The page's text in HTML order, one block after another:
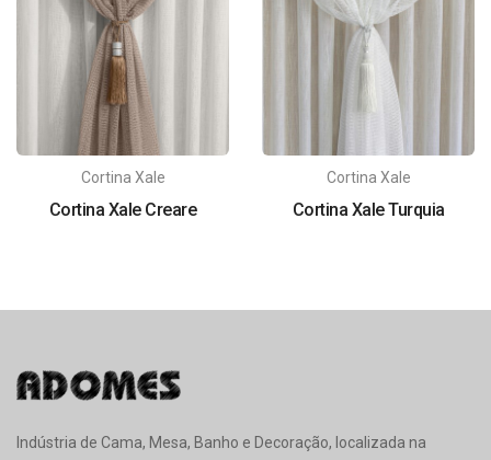
Cortina Xale
Cortina Xale Creare
Cortina Xale
Cortina Xale Turquia
Indústria de Cama, Mesa, Banho e Decoração, localizada na